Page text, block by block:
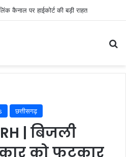
कैनाल पर हाईकोर्ट की बड़ी राहत
छत्तीसगढ़
| बिजली
को फटकार